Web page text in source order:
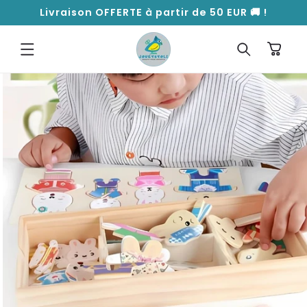
PASSER
AU
Livraison OFFERTE à partir de 50 EUR 🚚 !
Panier
PASSER AUX
INFORMATIONS